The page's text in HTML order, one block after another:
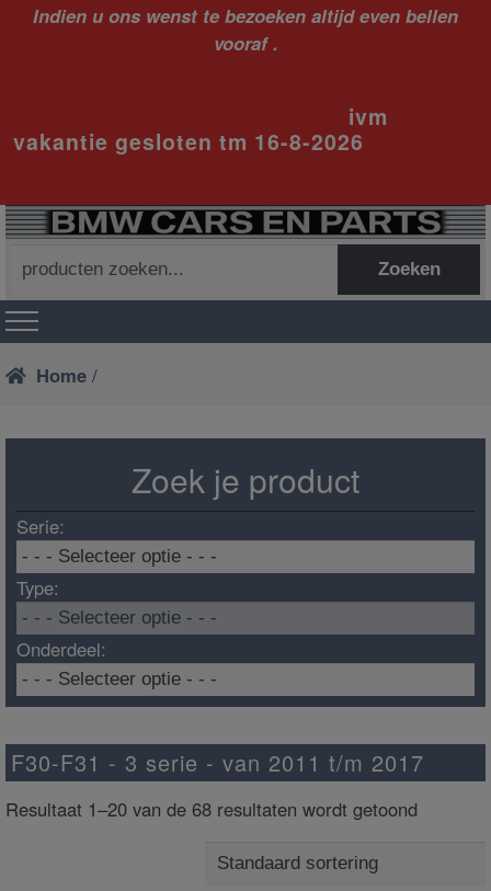
Indien u ons wenst te bezoeken altijd even bellen
vooraf .
ivm
vakantie gesloten tm 16-8-2026
naar:
Zoeken
Home /
Zoek je product
Serie:
Type:
Onderdeel:
F30-F31 - 3 serie - van 2011 t/m 2017
Resultaat 1–20 van de 68 resultaten wordt getoond